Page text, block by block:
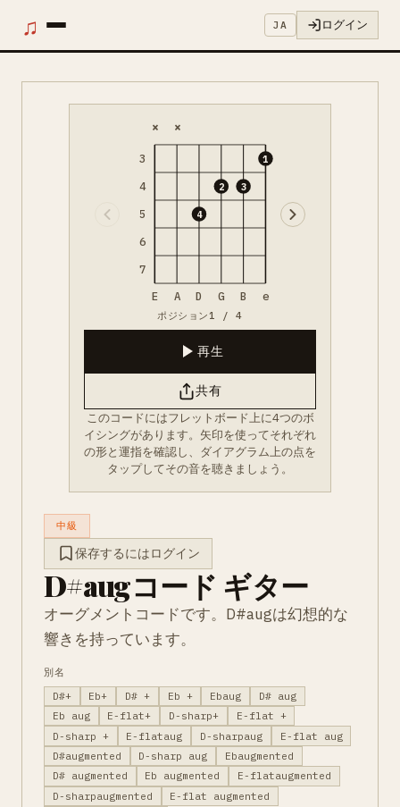
♫ JA ログイン
3
4
5
6
7
× ×
4
2 3
1
E A D G B e
ポジション1 / 4
再生
共有
このコードにはフレットボード上に4つのボ
イシングがあります。矢印を使ってそれぞれ
の形と運指を確認し、ダイアグラム上の点を
タップしてその音を聴きましょう。
中級
保存するにはログイン
D#augコード ギター
オーグメントコードです。D#augは幻想的な
響きを持っています。
別名
D#+
Eb+ D# + Eb + Ebaug
D# aug
Eb aug
E-flat+ D-sharp+
E-flat +
D-sharp +
E-flataug D-sharpaug
E-flat aug
D#augmented
D-sharp aug
Ebaugmented
D# augmented
Eb augmented
E-flataugmented
D-sharpaugmented
E-flat augmented